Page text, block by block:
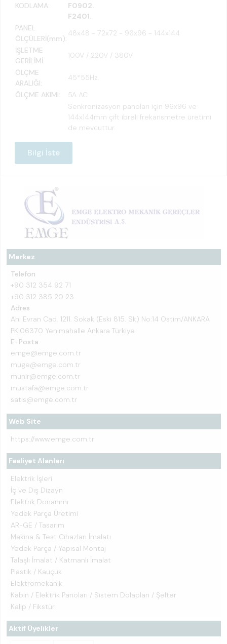
Merkez
Telefon
+90 312 354 92 71
+90 312 385 20 23
Adres
Ahi Evran Cad. 1211. Sokak (Eski 815. Sk) No:14 Ostim/ANKARA
PK:06370 Yenimahalle Ankara Türkiye
E-Posta
emge@emge.com.tr
muge@emge.com.tr
munir@emge.com.tr
mustafa@emge.com.tr
satis@emge.com.tr
Web Site
https://www.emge.com.tr
Faaliyet Alanları
Elektrik İşleri
İç ve Dış Dizayn
Elektrik Donanımı
Yedek Parça Üretimi
AR-GE / Tasarım
Makina & Test Cihazları İmalatı
Yedek Parça / Yapısal Montaj
Talaşlı İmalat / Katmanlı İmalat
Plastik / Kauçuk
Elektromekanik
Kabin / Elektrik Panoları / Sistem Dolapları / Şelter
Kalıp / Fikstür
Aktif Üyelikler
KODLAMA:
F0902.
F2401.
PANEL
ÖLÇÜLERİ(mm):
48x48 - 72x72 - 96x96 - 144x144
İŞLETME
GERİLİMİ:
100V / 220V / 380V
ÖLÇME
ARALIĞI:
45*55Hz.
ÖLÇME AKIMI:
5A AC
Senkronizasyon panoları için 96x96 ve
144x144mm çift ibreli frekansmetre üretimi
de mevcuttur.
Bilgi İste